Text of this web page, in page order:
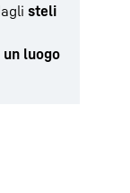
steli
luogo